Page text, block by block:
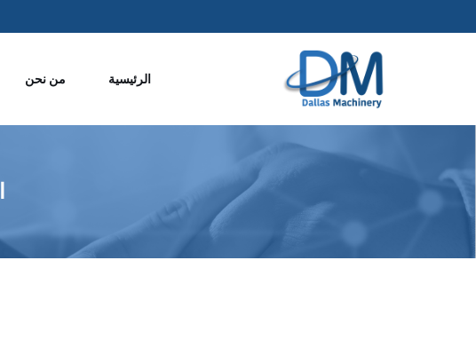
الرئيسية من نحن